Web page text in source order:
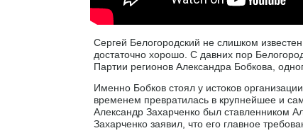
Сергей Белогородский не слишком
достаточно хорошо. С давних пор
Партии регионов Александра Бобкова,
Именно Бобков стоял у истоков
временем превратилась в крупнейшее и
Александр Захарченко был ставленником
Захарченко заявил, что его главное